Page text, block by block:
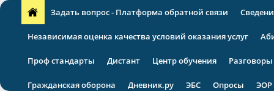
Задать вопрос - Платформа обратной связи
Независимая оценка качества условий оказания услуг
Проф стандарты Дистант Центр обучения
Гражданская оборона Дневник.ру ЭБС Опросы ЭОР